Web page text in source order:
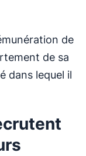
de
de sa
dans lequel il